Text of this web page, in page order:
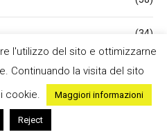
(34)
(46)
(1)
l'utilizzo del sito e ottimizzarne
Continuando la visita del sito
cookie.
Maggiori informazioni
Reject